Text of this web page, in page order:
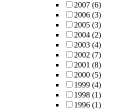
2007 (6)
2006 (3)
2005 (3)
2004 (2)
2003 (4)
2002 (7)
2001 (8)
2000 (5)
1999 (4)
1998 (1)
1996 (1)